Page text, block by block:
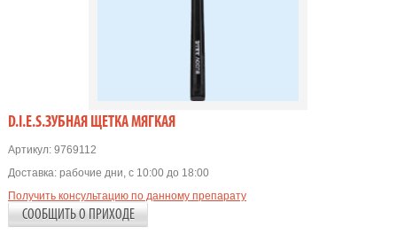
D.I.E.S.ЗУБНАЯ ЩЕТКА МЯГКАЯ
Артикул:9769112
Доставка: рабочие дни, с 10:00 до 18:00
Получить консультацию по данному препарату
СООБЩИТЬ О ПРИХОДЕ